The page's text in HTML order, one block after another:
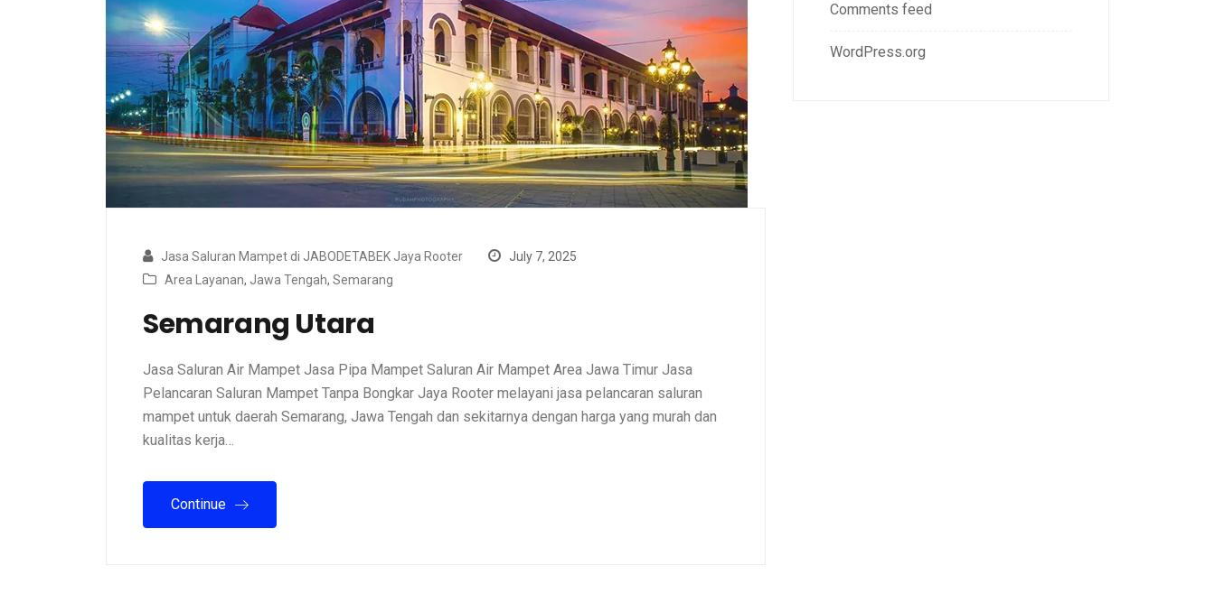
Jasa Saluran Mampet di JABODETABEK Jaya Rooter
July 7, 2025
Area Layanan, Jawa Tengah, Semarang
Semarang Utara
Jasa Saluran Air Mampet Jasa Pipa Mampet Saluran Air Mampet Area Jawa Timur Jasa
Pelancaran Saluran Mampet Tanpa Bongkar Jaya Rooter melayani jasa pelancaran saluran
mampet untuk daerah Semarang, Jawa Tengah dan sekitarnya dengan harga yang murah dan
kualitas kerja…
Continue
Comments feed
WordPress.org